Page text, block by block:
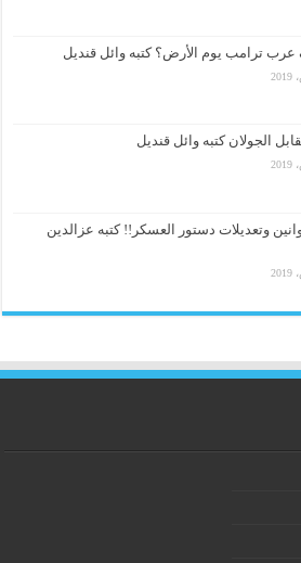
ترامب يوم الأرض؟ كتبه وائل قنديل
الجولان كتبه وائل قنديل
وتعديلات دستور العسكر!! كتبه عزالدين